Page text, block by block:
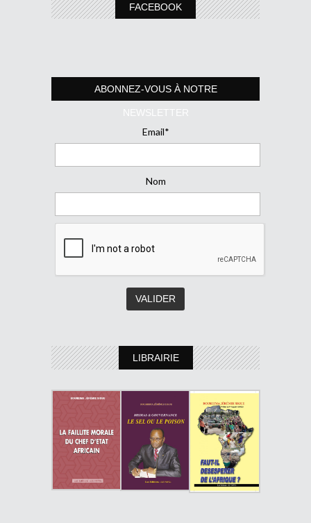
FACEBOOK
ABONNEZ-VOUS À NOTRE
NEWSLETTER
Email*
Nom
LIBRAIRIE